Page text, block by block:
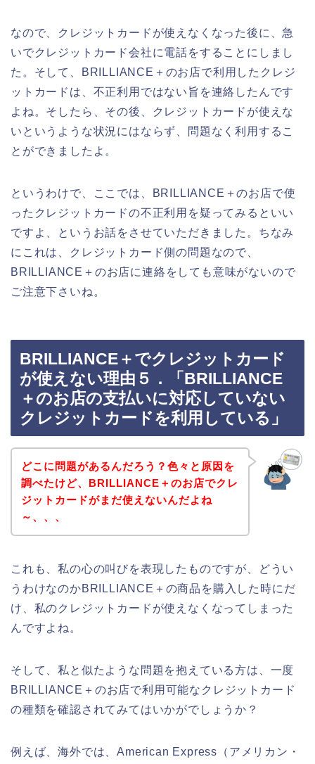
なので、クレジットカードが使えなくなった後に、急
いでクレジットカード会社に電話をすることにしまし
た。そして、BRILLIANCE＋のお店で利用したクレジ
ットカードは、不正利用ではない旨を連絡したんです
よね。そしたら、その後、クレジットカードが使えな
いというような状況にはならず、問題なく利用するこ
とができましたよ。
というわけで、ここでは、BRILLIANCE＋のお店で使
ったクレジットカードの不正利用を疑ってみるといい
ですよ、というお話をさせていただきました。ちなみ
にこれは、クレジットカード側の問題なので、
BRILLIANCE＋のお店に連絡をしても意味がないので
ご注意下さいね。
BRILLIANCE＋でクレジットカード
が使えない理由５．「BRILLIANCE
＋のお店の支払いに対応していない
クレジットカードを利用している」
どこに問題があるんだろう？色々と原因を
調べたけど、BRILLIANCE＋のお店でクレ
ジットカードがまだ使えないんだよね
～、、、
これも、私の心の叫びを表現したものですが、どうい
うわけなのかBRILLIANCE＋の商品を購入した時にだ
け、私のクレジットカードが使えなくなってしまった
んですよね。
そして、私と似たような問題を抱えている方は、一度
BRILLIANCE＋のお店で利用可能なクレジットカード
の種類を確認されてみてはいかがでしょうか？
例えば、海外では、American Express（アメリカン・